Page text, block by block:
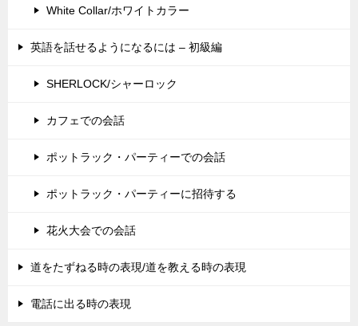
White Collar/ホワイトカラー
英語を話せるようになるには – 初級編
SHERLOCK/シャーロック
カフェでの会話
ポットラック・パーティーでの会話
ポットラック・パーティーに招待する
花火大会での会話
道をたずねる時の表現/道を教える時の表現
電話に出る時の表現